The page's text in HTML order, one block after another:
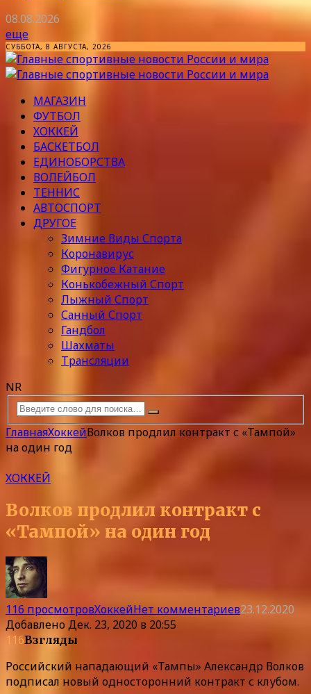
08.08.2026
еще
СУББОТА, 8 АВГУСТА, 2026
МАГАЗИН
ФУТБОЛ
ХОККЕЙ
БАСКЕТБОЛ
ЕДИНОБОРСТВА
ВОЛЕЙБОЛ
ТЕННИС
АВТОСПОРТ
ДРУГОЕ
Зимние Виды Спорта
Коронавирус
Фигурное Катание
Конькобежный Спорт
Лыжный Спорт
Санный Спорт
Гандбол
Шахматы
Трансляции
NR
ГлавнаяХоккейВолков продлил контракт с «Тампой»
на один год
ХОККЕЙ
Волков продлил контракт с
«Тампой» на один год
116 просмотровХоккейНет комментариев23.12.2020
ДобавленоДек. 23, 2020 в 20:55
116Взгляды
Российский нападающий «Тампы» Александр Волков
подписал новый односторонний контракт с клубом.